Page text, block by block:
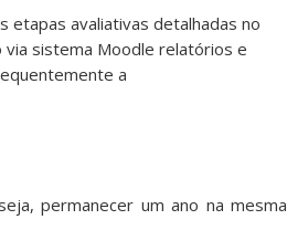
etapas avaliativas detalhadas no
via sistema Moodle relatórios e
a
permanecer um ano na mesma